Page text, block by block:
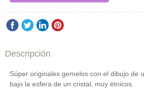
Descripción
Súper originales gemelos con el dibujo de
bajo la esfera de un cristal, muy étnicos.